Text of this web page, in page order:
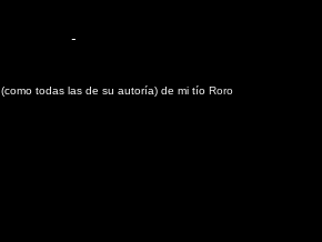
-
todas las de su autoría) de mi tío Roro